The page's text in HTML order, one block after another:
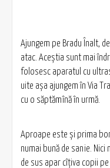
Ajungem pe Bradu Înalt,
atac. Aceștia sunt mai
folosesc aparatul cu
uite așa ajungem în Via
cu o săptămînă în urmă.
Aproape este și prima
numai bună de sanie. Nici
de sus apar cîțiva copii